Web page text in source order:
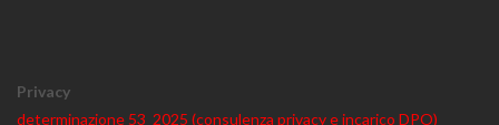
Privacy
determinazione 53_2025 (consulenza privacy e incarico DPO)